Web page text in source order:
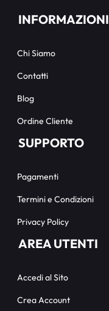
INFORMAZIONI
Chi Siamo
Contatti
Blog
Ordine Cliente
SUPPORTO
Pagamenti
Termini e Condizioni
Privacy Policy
AREA UTENTI
Accedi al Sito
Crea Account